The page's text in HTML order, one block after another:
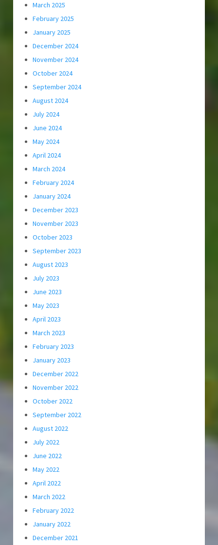
March 2025
February 2025
January 2025
December 2024
November 2024
October 2024
September 2024
August 2024
July 2024
June 2024
May 2024
April 2024
March 2024
February 2024
January 2024
December 2023
November 2023
October 2023
September 2023
August 2023
July 2023
June 2023
May 2023
April 2023
March 2023
February 2023
January 2023
December 2022
November 2022
October 2022
September 2022
August 2022
July 2022
June 2022
May 2022
April 2022
March 2022
February 2022
January 2022
December 2021